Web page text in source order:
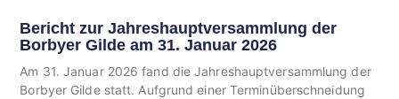
Bericht zur Jahreshauptversammlung der
Borbyer Gilde am 31. Januar 2026
Am 31. Januar 2026 fand die Jahreshauptversammlung der
Borbyer Gilde statt. Aufgrund einer Terminüberschneidung